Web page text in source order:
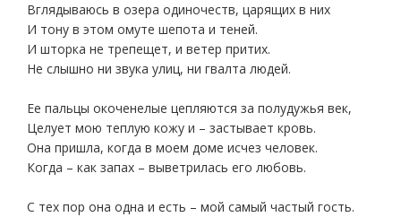
Вглядываюсь в озера одиночеств, царящих в них
И тону в этом омуте шепота и теней.
И шторка не трепещет, и ветер притих.
Не слышно ни звука улиц, ни гвалта людей.
Ее пальцы окоченелые цепляются за полудужья век,
Целует мою теплую кожу и – застывает кровь.
Она пришла, когда в моем доме исчез человек.
Когда – как запах – выветрилась его любовь.
С тех пор она одна и есть – мой самый частый гость.